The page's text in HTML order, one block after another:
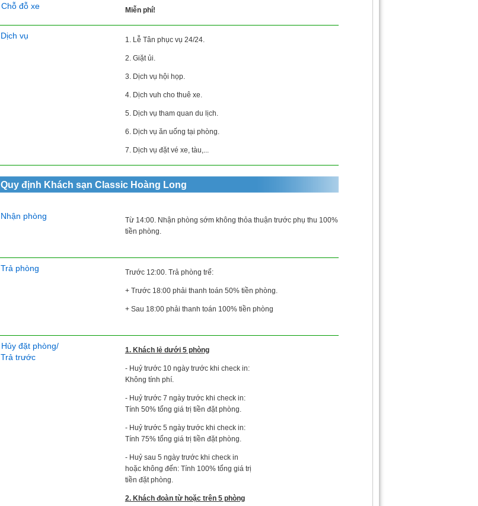
Chỗ đỗ xe Miễn phí!
Dịch vụ 1. Lễ Tân phục vụ 24/24.
2. Giặt ủi.
3. Dịch vụ hội họp.
4. Dịch vuh cho thuê xe.
5. Dịch vụ tham quan du lịch.
6. Dịch vụ ăn uống tại phòng.
7. Dịch vụ đặt vé xe, tàu,...
Quy định Khách sạn Classic Hoàng Long
Nhận phòng
Từ 14:00. Nhận phòng sớm không thỏa thuận trước phụ thu 100%
tiền phòng.
Trả phòng Trước 12:00. Trả phòng trể:
+ Trước 18:00 phải thanh toán 50% tiền phòng.
+ Sau 18:00 phải thanh toán 100% tiền phòng
Hủy đặt phòng/
Trả trước
1. Khách lẻ dưới 5 phòng
- Huỷ trước 10 ngày trước khi check in:
Không tính phí.
- Huỷ trước 7 ngày trước khi check in:
Tính 50% tổng giá trị tiền đặt phòng.
- Huỷ trước 5 ngày trước khi check in:
Tính 75% tổng giá trị tiền đặt phòng.
- Huỷ sau 5 ngày trước khi check in
hoặc không đến: Tính 100% tổng giá trị
tiền đặt phòng.
2. Khách đoàn từ hoặc trên 5 phòng